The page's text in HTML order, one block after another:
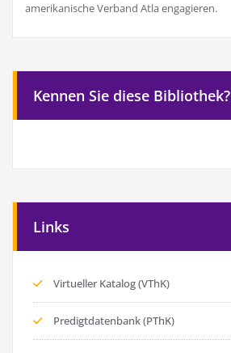
amerikanische Verband Atla engagieren.
Kennen Sie diese Bibliothek?
Links
Virtueller Katalog (VThK)
Predigtdatenbank (PThK)